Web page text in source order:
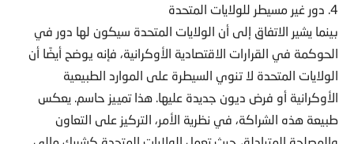
4. دور غير مسيطر للولايات المتحدة
بينما يشير الاتفاق إلى أن الولايات المتحدة سيكون لها دور في
الحوكمة في القرارات الاقتصادية الأوكرانية، فإنه يوضح أيضًا أن
الولايات المتحدة لا تنوي السيطرة على الموارد الطبيعية
الأوكرانية أو فرض ديون جديدة عليها. هذا تمييز حاسم. يعكس
طبيعة هذه الشراكة، في نظرية الأمر، التركيز على التعاون